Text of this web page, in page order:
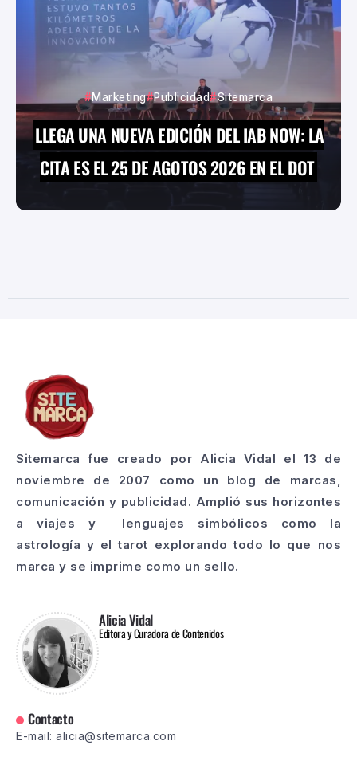
Marketing Publicidad Sitemarca
LLEGA UNA NUEVA EDICIÓN DEL IAB NOW: LA
CITA ES EL 25 DE AGOTOS 2026 EN EL DOT
Sitemarca fue creado por Alicia Vidal el 13 de
noviembre de 2007 como un blog de marcas,
comunicación y publicidad. Amplió sus horizontes
a viajes y lenguajes simbólicos como la
astrología y el tarot explorando todo lo que nos
marca y se imprime como un sello.
Alicia Vidal
Editora y Curadora de Contenidos
Contacto
E-mail: alicia@sitemarca.com